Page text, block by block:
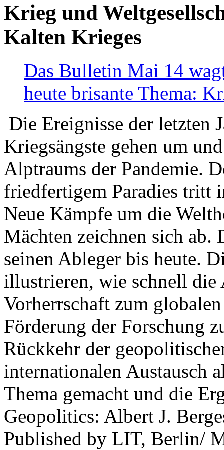
Krieg und
Kalten Krieges
Das Bulletin Mai 14
heute brisante Thema:
Die Ereignisse der letzten
Kriegsängste gehen um
Alptraums der Pandemie.
friedfertigem Paradies tritt
Neue Kämpfe um die
Mächten zeichnen sich
seinen Ableger bis heute.
illustrieren, wie schnell die
Vorherrschaft zum
Förderung der Forschung
Rückkehr der
internationalen Austausch
Thema gemacht und die
Geopolitics: Albert J.
Published by LIT, Berlin/